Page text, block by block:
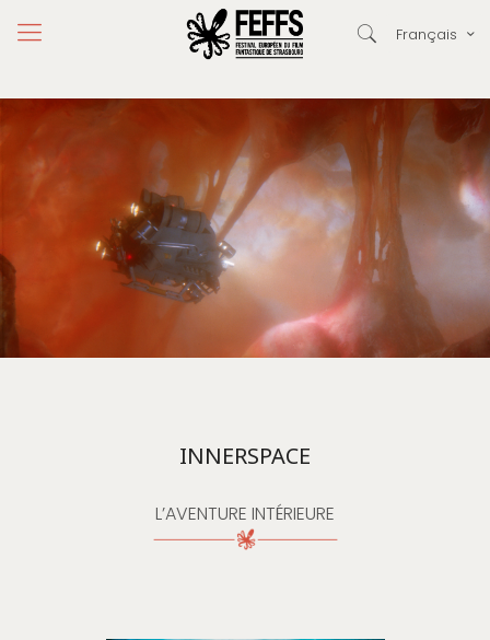
Français
INNERSPACE
L’AVENTURE INTÉRIEURE